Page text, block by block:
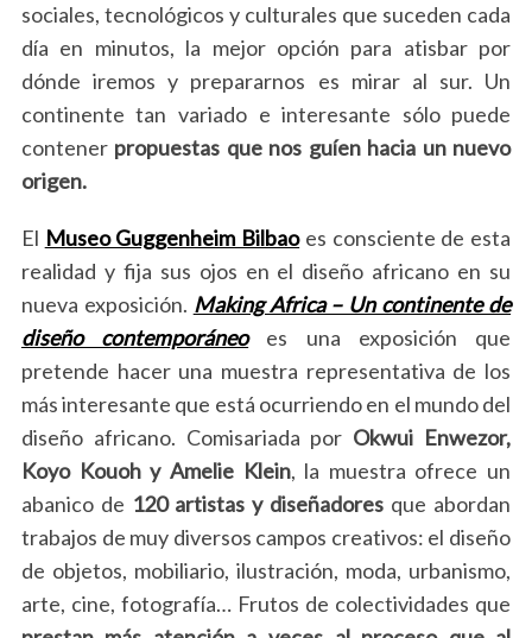
sociales, tecnológicos y culturales que suceden cada
día en minutos, la mejor opción para atisbar por
dónde iremos y prepararnos es mirar al sur. Un
continente tan variado e interesante sólo puede
contener propuestas que nos guíen hacia un nuevo
origen.
El Museo Guggenheim Bilbaoes consciente de esta
realidad y fija sus ojos en el diseño africano en su
nueva exposición. Making Africa – Un continente de
diseño contemporáneo
es una exposición que
pretende hacer una muestra representativa de los
más interesante que está ocurriendo en el mundo del
diseño africano. Comisariada por Okwui Enwezor,
Koyo Kouoh y Amelie Klein, la muestra ofrece un
abanico de 120 artistas y diseñadores que abordan
trabajos de muy diversos campos creativos: el diseño
de objetos, mobiliario, ilustración, moda, urbanismo,
arte, cine, fotografía… Frutos de colectividades que